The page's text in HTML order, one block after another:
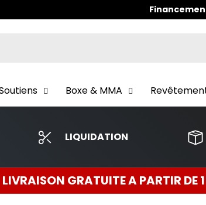
Boxe & MMA
LIQUIDATION
GRATUITE A PARTIR DE 1550$ |